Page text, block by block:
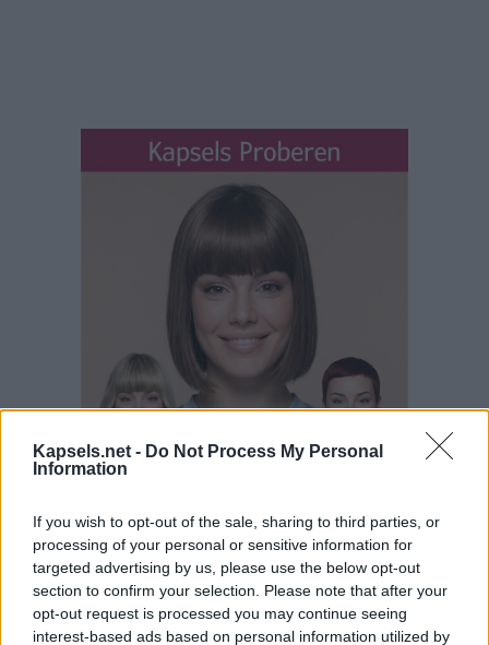
Kapsels.net - Do Not Process My Personal
Information
If you wish to opt-out of the sale, sharing to third parties, or
processing of your personal or sensitive information for
targeted advertising by us, please use the below opt-out
section to confirm your selection. Please note that after your
opt-out request is processed you may continue seeing
interest-based ads based on personal information utilized by